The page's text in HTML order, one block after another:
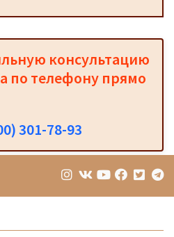
консультацию
по телефону прямо
301-78-93